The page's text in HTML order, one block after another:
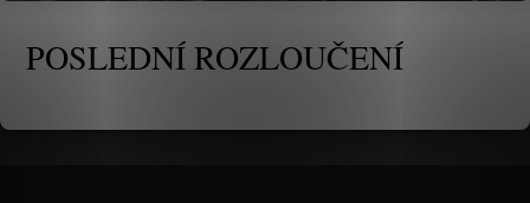
POSLEDNÍ ROZLOUČENÍ